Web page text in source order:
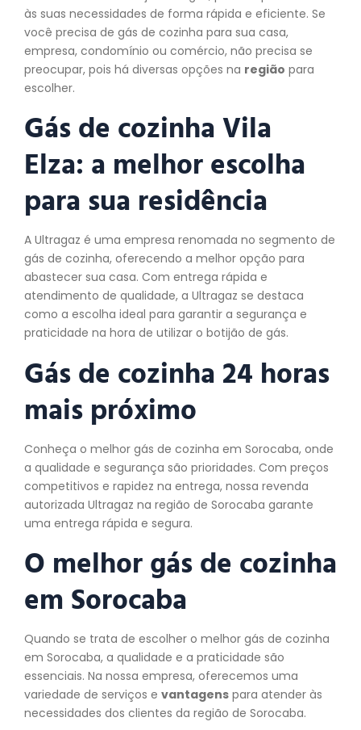
às suas necessidades de forma rápida e eficiente. Se
você precisa de gás de cozinha para sua casa,
empresa, condomínio ou comércio, não precisa se
preocupar, pois há diversas opções na região para
escolher.
Gás de cozinha Vila
Elza: a melhor escolha
para sua residência
A Ultragaz é uma empresa renomada no segmento de
gás de cozinha, oferecendo a melhor opção para
abastecer sua casa. Com entrega rápida e
atendimento de qualidade, a Ultragaz se destaca
como a escolha ideal para garantir a segurança e
praticidade na hora de utilizar o botijão de gás.
Gás de cozinha 24 horas
mais próximo
Conheça o melhor gás de cozinha em Sorocaba, onde
a qualidade e segurança são prioridades. Com preços
competitivos e rapidez na entrega, nossa revenda
autorizada Ultragaz na região de Sorocaba garante
uma entrega rápida e segura.
O melhor gás de cozinha
em Sorocaba
Quando se trata de escolher o melhor gás de cozinha
em Sorocaba, a qualidade e a praticidade são
essenciais. Na nossa empresa, oferecemos uma
variedade de serviços e vantagens para atender às
necessidades dos clientes da região de Sorocaba.